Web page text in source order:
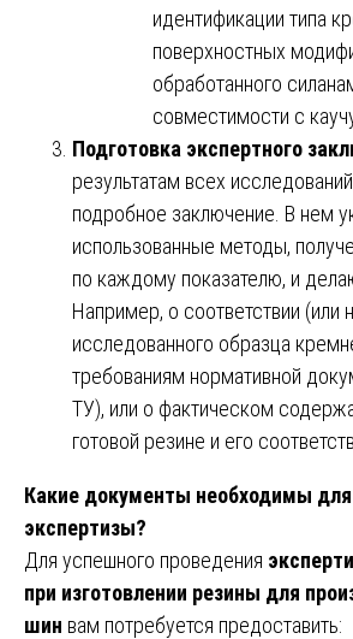
идентификации типа
поверхностных
обработанного
совместимости с
Подготовка экспертного
результатам всех
подробное заключение. В нем
использованные методы,
по каждому показателю, и
Например, о соответствии (или
исследованного образца
требованиям нормативной
ТУ), или о фактическом
готовой резине и его
Какие документы необходимы
экспертизы?
Для успешного проведения
при изготовлении резины для
шин вам потребуется предоставить: